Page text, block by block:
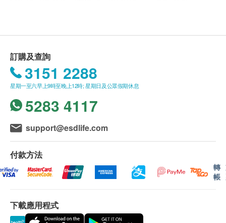
訂購及查詢
3151 2288
星期一至六早上9時至晚上12時; 星期日及公眾假期休息
5283 4117
support@esdlife.com
付款方法
轉
帳
下載應用程式